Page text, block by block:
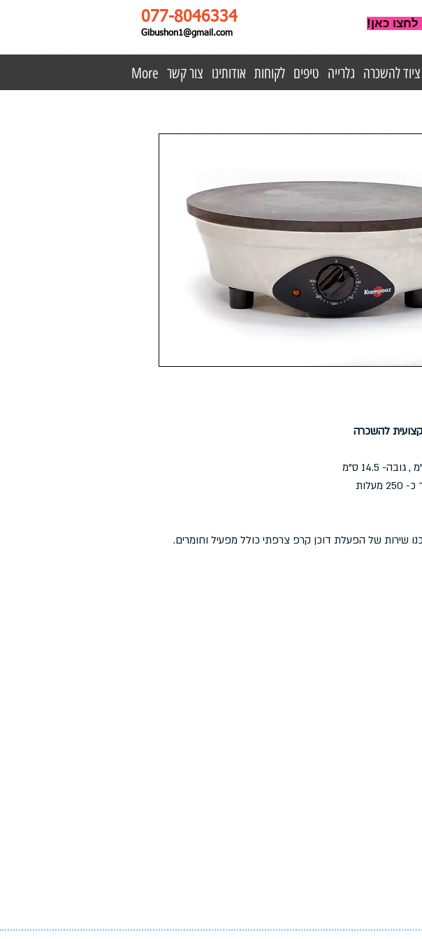
כאן! 077-8046334
Gibushon1@gmail.com
להשכרה
שירות של הפעלת דוכן קרפ צרפתי כולל מפעיל וחומרים.
ציוד להשכרה גלרייה טיפים לקוחות אודותינו צור קשר More